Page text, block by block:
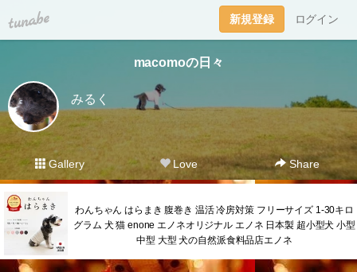
tuna.be 新規登録 ログイン
macomoの日々
みるく
Gallery Love Share
わんちゃん はらまき 腹巻き 温活 冷房対策 フリーサイズ 1-30キロ
グラム 犬 猫 enone エノネオリジナル エノネ 日本製 超小型犬 小型
中型 大型 犬の自然派食料品店エノネ